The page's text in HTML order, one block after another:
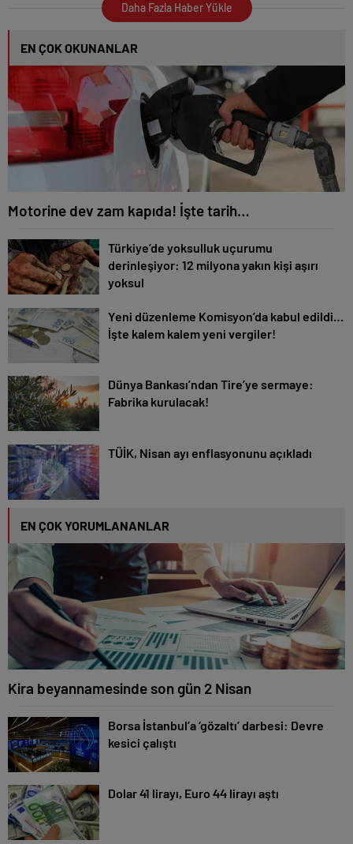
Daha Fazla Haber Yükle
EN ÇOK OKUNANLAR
Motorine dev zam kapıda! İşte tarih…
Türkiye’de yoksulluk uçurumu
derinleşiyor: 12 milyona yakın kişi aşırı
yoksul
Yeni düzenleme Komisyon’da kabul edildi…
İşte kalem kalem yeni vergiler!
Dünya Bankası’ndan Tire’ye sermaye:
Fabrika kurulacak!
TÜİK, Nisan ayı enflasyonunu açıkladı
EN ÇOK YORUMLANANLAR
Kira beyannamesinde son gün 2 Nisan
Borsa İstanbul’a ‘gözaltı’ darbesi: Devre
kesici çalıştı
Dolar 41 lirayı, Euro 44 lirayı aştı